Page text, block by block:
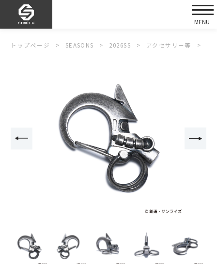
トップページ SEASONS 2026SS アクセサリー等